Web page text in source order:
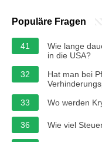
Populäre Fragen
41
Wie lange
in die USA?
32
Hat man bei
33
Wo werden
36 Wie viel